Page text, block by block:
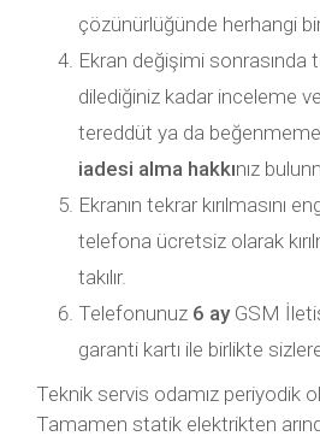
çözünürlüğünde herhangi
Ekran değişimi sonrasında
dilediğiniz kadar inceleme
tereddüt ya da
iadesi alma hakkınız
Ekranın tekrar kırılmasını
telefona ücretsiz olarak
takılır.
Telefonunuz 6 ayGSM
garanti kartı ile birlikte
Teknik servis odamız periyodik
Tamamen statik elektrikten